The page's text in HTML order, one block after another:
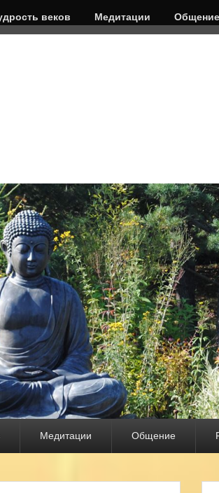
веков Медитации Общение
Медитации Общение